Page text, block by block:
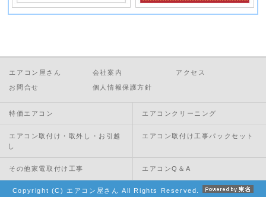
エアコン屋さん 会社案内 アクセス
お問合せ 個人情報保護方針
特価エアコン エアコンクリーニング
エアコン取付け・取外し・お引越
し
エアコン取付け工事パックセット
その他家電取付け工事 エアコンQ＆A
Copyright (C) エアコン屋さん All Rights Reserved.